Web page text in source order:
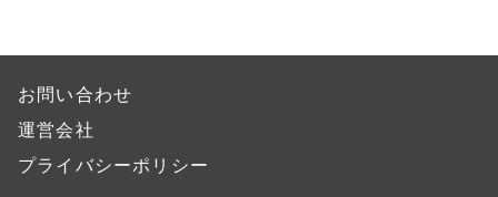
お問い合わせ
運営会社
プライバシーポリシー